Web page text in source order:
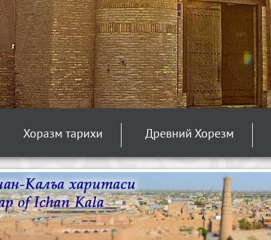
Хоразм тарихи Древний Хорезм